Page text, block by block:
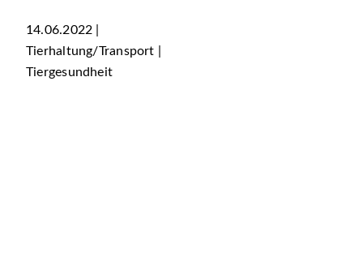
14.06.2022 |
Tierhaltung/Transport |
Tiergesundheit